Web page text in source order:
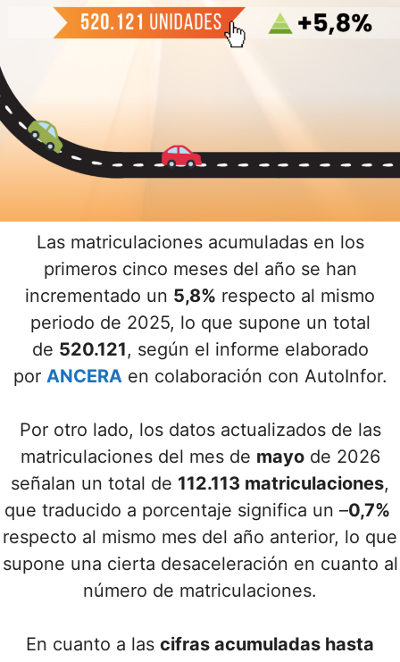
Las matriculaciones acumuladas en los
primeros cinco meses del año se han
incrementado un 5,8% respecto al mismo
periodo de 2025, lo que supone un total
de 520.121, según el informe elaborado
por ANCERAen colaboración con AutoInfor.
Por otro lado, los datos actualizados de las
matriculaciones del mes de mayode 2026
señalan un total de 112.113 matriculaciones,
que traducido a porcentaje significa un –0,7%
respecto al mismo mes del año anterior, lo que
supone una cierta desaceleración en cuanto al
número de matriculaciones.
En cuanto a las cifras acumuladas hasta